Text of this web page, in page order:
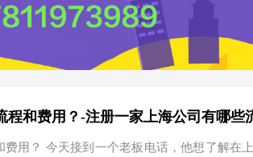
程和费用？-注册一家上海公司有哪些
用？ 今天接到一个老板电话，他想了解在